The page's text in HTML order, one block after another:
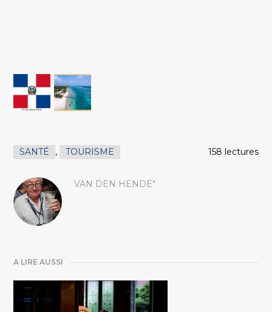
SANTÉ , TOURISME 158 lectures
VAN DEN HENDE"
A LIRE AUSSI